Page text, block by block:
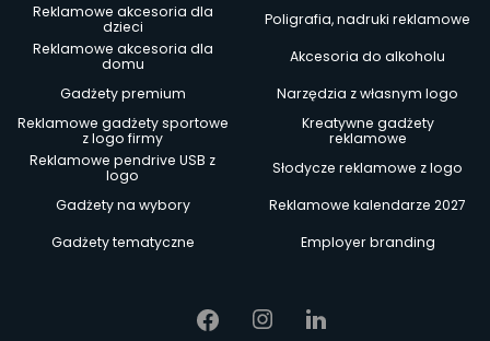
Reklamowe akcesoria dla
dzieci
Poligrafia, nadruki reklamowe
Reklamowe akcesoria dla
domu
Akcesoria do alkoholu
Gadżety premium
Narzędzia z własnym logo
Reklamowe gadżety sportowe
z logo firmy
Kreatywne gadżety
reklamowe
Reklamowe pendrive USB z
logo
Słodycze reklamowe z logo
Gadżety na wybory
Reklamowe kalendarze 2027
Gadżety tematyczne
Employer branding